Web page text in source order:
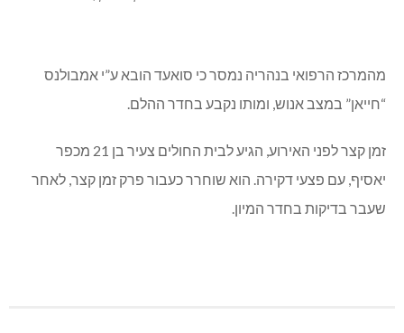
מהמרכז הרפואי בנהריה נמסר כי סואעד הובא ע”י אמבולנס
“חייאן” במצב אנוש, ומותו נקבע בחדר ההלם.
זמן קצר לפני האירוע, הגיע לבית החולים צעיר בן 21 מכפר
יאסיף, עם פצעי דקירה. הוא שוחרר כעבור פרק זמן קצר, לאחר
שעבר בדיקות בחדר המיון.